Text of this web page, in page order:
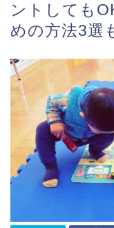
ントしても
めの方法3選